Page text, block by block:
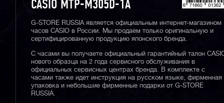
CASIO MTP-M305D-1A
G-STORE RUSSIA является официальным интернет-магазином
часов CASIO в России. Мы продаем только оригинальную и
сертифицированную продукцию японского бренда.
С часами вы получаете официальный гарантийный талон
нового образца на 2 года сервисного обслуживания в
официальных сервисных центрах бренда. В комплекте с
часами также идет инструкция на русском языке, фирменная
упаковка и небольшие фирменные подарки от G-STORE
RUSSIA.